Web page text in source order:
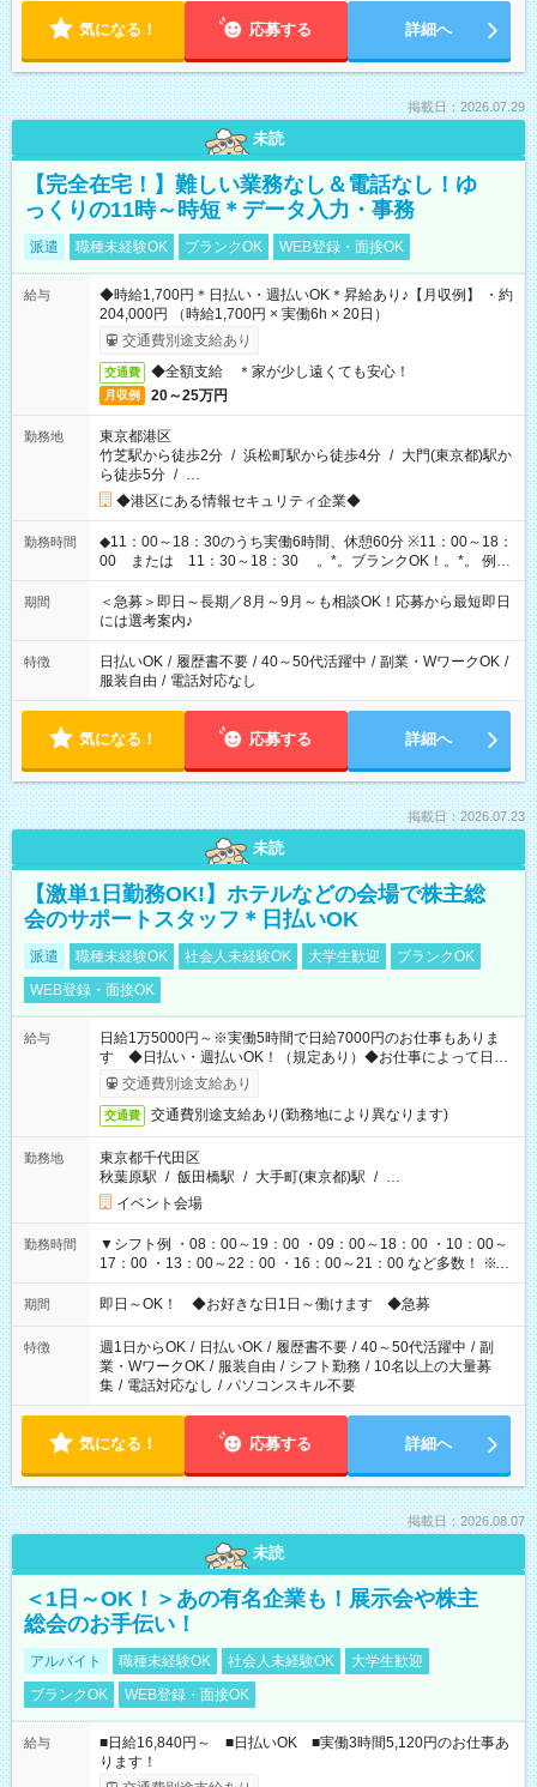
気になる！ 応募する 詳細へ
掲載日：2026.07.29
未読
【完全在宅！】難しい業務なし＆電話なし！ゆ
っくりの11時～時短＊データ入力・事務
派遣 職種未経験OK ブランクOK WEB登録・面接OK
給与
◆時給1,700円＊日払い・週払いOK＊昇給あり♪【月収例】 ・約
204,000円 （時給1,700円 × 実働6h × 20日）
交通費別途支給あり
交通費 ◆全額支給 ＊家が少し遠くても安心！
月収例 20～25万円
勤務地
東京都港区
竹芝駅から徒歩2分 / 浜松町駅から徒歩4分 / 大門(東京都)駅か
ら徒歩5分 / …
◆港区にある情報セキュリティ企業◆
勤務時間
◆11：00～18：30のうち実働6時間、休憩60分 ※11：00～18：
00 または 11：30～18：30 。*。ブランクOK！。*。 例え
ば前職が、 在宅/財団法人/事務/コールセンター/受付/販売/カフェ
スタッフ スイーツ販売/ホテルフロント/化粧品販売/など 様々な
業界から入社して活躍されています♪
期間
＜急募＞即日～長期／8月～9月～も相談OK！応募から最短即日
には選考案内♪
特徴 日払いOK / 履歴書不要 / 40～50代活躍中 / 副業・WワークOK /
服装自由 / 電話対応なし
気になる！ 応募する 詳細へ
掲載日：2026.07.23
未読
【激単1日勤務OK!】ホテルなどの会場で株主総
会のサポートスタッフ＊日払いOK
派遣 職種未経験OK 社会人未経験OK 大学生歓迎
ブランクOK
WEB登録・面接OK
給与
日給1万5000円～※実働5時間で日給7000円のお仕事もありま
す ◆日払い・週払いOK！（規定あり）◆お仕事によって日給
も異なります
交通費別途支給あり
交通費 交通費別途支給あり(勤務地により異なります)
勤務地
東京都千代田区
秋葉原駅 / 飯田橋駅 / 大手町(東京都)駅 / …
イベント会場
勤務時間
▼シフト例 ・08：00～19：00 ・09：00～18：00 ・10：00～
17：00 ・13：00～22：00 ・16：00～21：00 など多数！ ※お
仕事により勤務時間が異なります
期間 即日～OK！ ◆お好きな日1日～働けます ◆急募
特徴 週1日からOK / 日払いOK / 履歴書不要 / 40～50代活躍中 / 副
業・WワークOK / 服装自由 / シフト勤務 / 10名以上の大量募
集 / 電話対応なし / パソコンスキル不要
気になる！ 応募する 詳細へ
掲載日：2026.08.07
未読
＜1日～OK！＞あの有名企業も！展示会や株主
総会のお手伝い！
アルバイト 職種未経験OK 社会人未経験OK
大学生歓迎
ブランクOK
WEB登録・面接OK
給与
■日給16,840円～ ■日払いOK ■実働3時間5,120円のお仕事あ
ります！